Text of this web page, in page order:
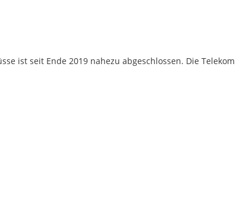
ist seit Ende 2019 nahezu abgeschlossen. Die Telekom